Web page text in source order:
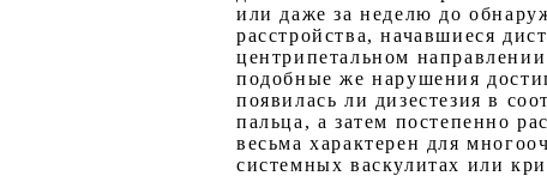
или даже за неделю до
расстройства, начавшиеся
центрипетальном
подобные же нарушения
появилась ли дизестезия в
пальца, а затем постепенно
весьма характерен для
системных васкулитах или